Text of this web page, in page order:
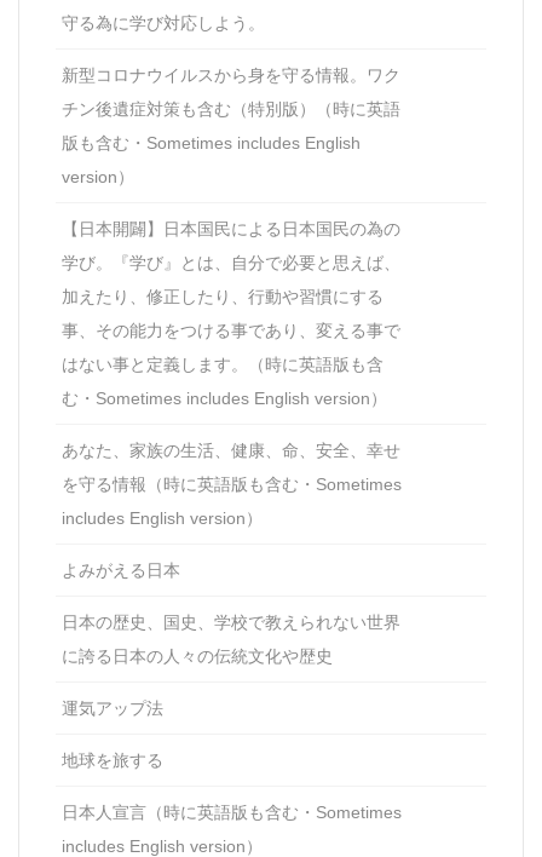
守る為に学び対応しよう。
新型コロナウイルスから身を守る情報。ワク
チン後遺症対策も含む（特別版）（時に英語
版も含む・Sometimes includes English
version）
【日本開闢】日本国民による日本国民の為の
学び。『学び』とは、自分で必要と思えば、
加えたり、修正したり、行動や習慣にする
事、その能力をつける事であり、変える事で
はない事と定義します。（時に英語版も含
む・Sometimes includes English version）
あなた、家族の生活、健康、命、安全、幸せ
を守る情報（時に英語版も含む・Sometimes
includes English version）
よみがえる日本
日本の歴史、国史、学校で教えられない世界
に誇る日本の人々の伝統文化や歴史
運気アップ法
地球を旅する
日本人宣言（時に英語版も含む・Sometimes
includes English version）